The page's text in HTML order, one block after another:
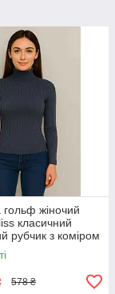
гольф жіночий
класичний
рубчик з коміром
578 ₴